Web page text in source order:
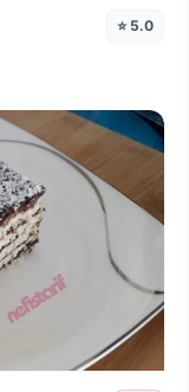
⭐ 5.0